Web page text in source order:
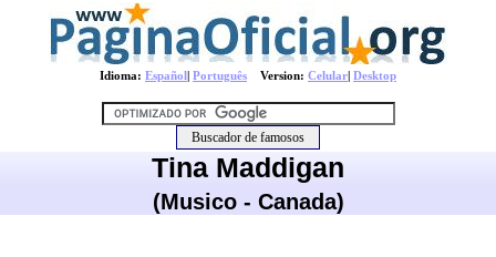
Idioma: Español| Português Version: Celular| Desktop
Tina Maddigan
(Musico - Canada)